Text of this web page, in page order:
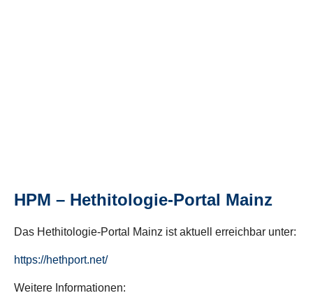
HPM – Hethitologie-Portal Mainz
Das Hethitologie-Portal Mainz ist aktuell erreichbar unter:
https://hethport.net/
Weitere Informationen: